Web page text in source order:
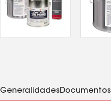
GeneralidadesDocumentos